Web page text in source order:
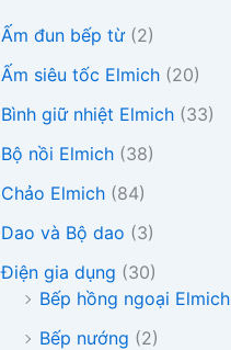
m
:Ấm đun bếp từ (2)
Ấm siêu tốc Elmich (20)
Bình giữ nhiệt Elmich (33)
Bộ nồi Elmich (38)
Chảo Elmich (84)
Dao và Bộ dao (3)
Điện gia dụng (30)
Bếp hồng ngoại Elmich
Bếp nướng (2)